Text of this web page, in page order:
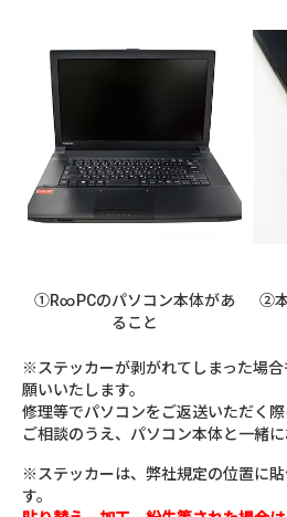
①R∞PCのパソコン本体があ
ること
②
※ステッカーが剥がれてしまった場
願いいたします。
修理等でパソコンをご返送いただく
ご相談のうえ、パソコン本体と一緒に
※ステッカーは、弊社規定の位置に
す。